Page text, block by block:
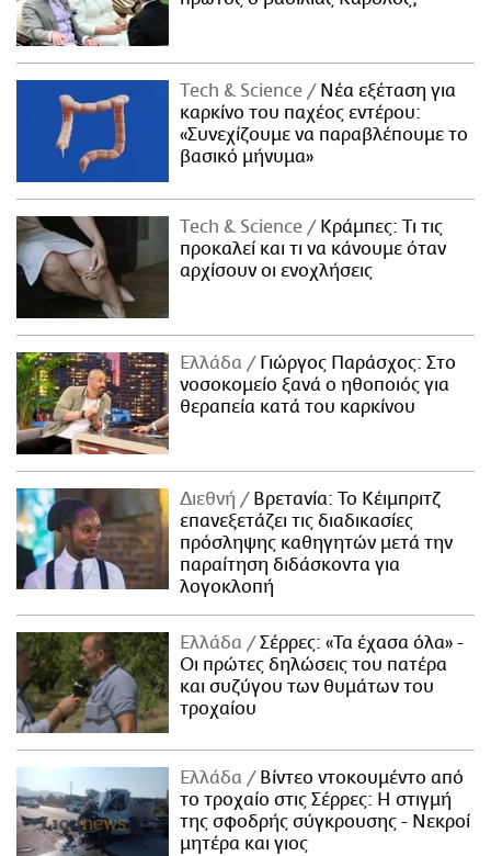
Τech & Science
Νέα εξέταση για
καρκίνο του παχέος εντέρου:
«Συνεχίζουμε να παραβλέπουμε το
βασικό μήνυμα»
Τech & Science
Κράμπες: Τι τις
προκαλεί και τι να κάνουμε όταν
αρχίσουν οι ενοχλήσεις
Ελλάδα
Γιώργος Παράσχος: Στο
νοσοκομείο ξανά ο ηθοποιός για
θεραπεία κατά του καρκίνου
Διεθνή
Βρετανία: Το Κέιμπριτζ
επανεξετάζει τις διαδικασίες
πρόσληψης καθηγητών μετά την
παραίτηση διδάσκοντα για
λογοκλοπή
Ελλάδα
Σέρρες: «Τα έχασα όλα» -
Οι πρώτες δηλώσεις του πατέρα
και συζύγου των θυμάτων του
τροχαίου
Ελλάδα
Βίντεο ντοκουμέντο από
το τροχαίο στις Σέρρες: Η στιγμή
της σφοδρής σύγκρουσης - Νεκροί
μητέρα και γιος